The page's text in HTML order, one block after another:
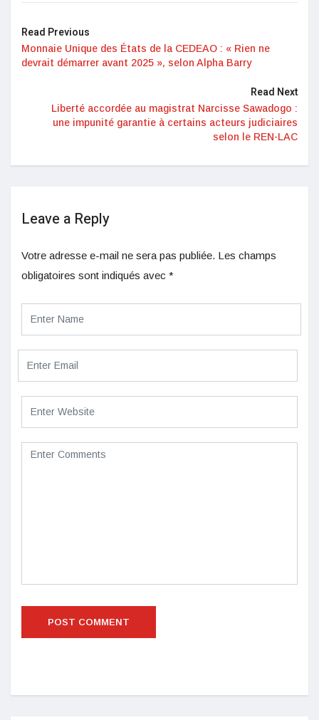
Read Previous
Monnaie Unique des États de la CEDEAO : « Rien ne
devrait démarrer avant 2025 », selon Alpha Barry
Read Next
Liberté accordée au magistrat Narcisse Sawadogo :
une impunité garantie à certains acteurs judiciaires
selon le REN-LAC
Leave a Reply
Votre adresse e-mail ne sera pas publiée. Les champs
obligatoires sont indiqués avec *